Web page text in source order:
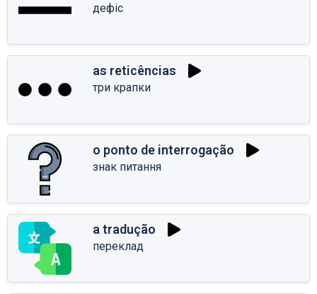
дефіс
as reticências
три крапки
o ponto de interrogação
знак питання
a tradução
переклад